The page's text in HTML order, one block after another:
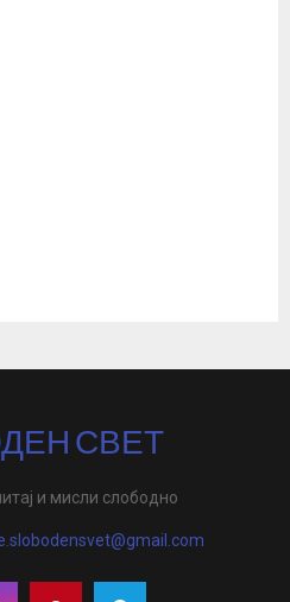
СВЕТ
и мисли слободно